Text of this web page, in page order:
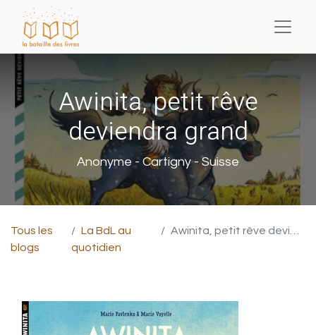
Awinita, petit rêve
deviendra grand
Anonyme - Cartigny - Suisse
Tous les
blogs
La BdL au
quotidien
Awinita, petit rêve deviendra grand